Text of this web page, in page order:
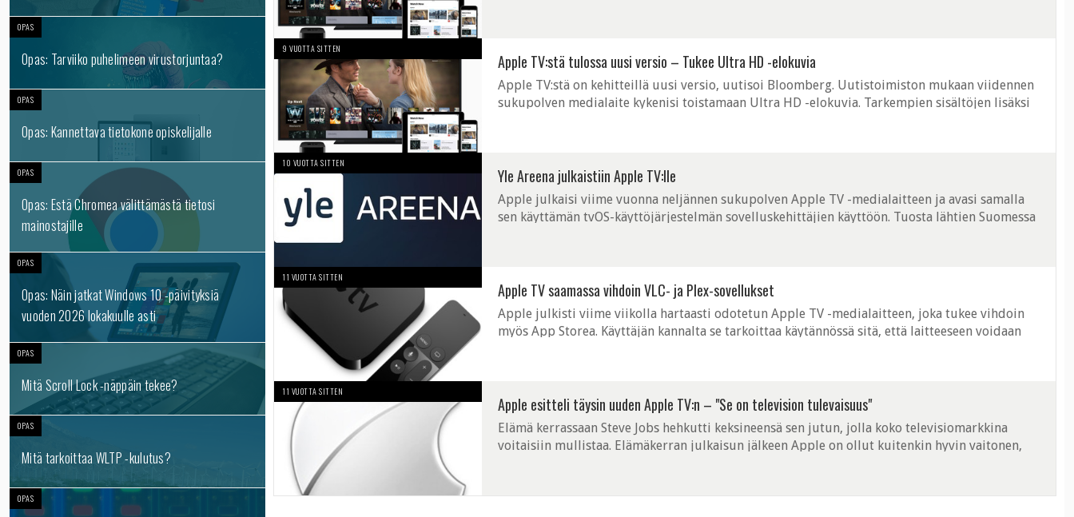
OPAS
Opas: Tarviiko puhelimeen virustorjuntaa?
OPAS
Opas: Kannettava tietokone opiskelijalle
OPAS
Opas: Estä Chromea välittämästä tietosi
mainostajille
OPAS
Opas: Näin jatkat Windows 10 -päivityksiä
vuoden 2026 lokakuulle asti
OPAS
Mitä Scroll Lock -näppäin tekee?
OPAS
Mitä tarkoittaa WLTP -kulutus?
OPAS
9 VUOTTA SITTEN
Apple TV:stä tulossa uusi versio – Tukee Ultra HD -elokuvia
Apple TV:stä on kehitteillä uusi versio, uutisoi Bloomberg. Uutistoimiston mukaan viidennen
sukupolven medialaite kykenisi toistamaan Ultra HD -elokuvia. Tarkempien sisältöjen lisäksi
10 VUOTTA SITTEN
Yle Areena julkaistiin Apple TV:lle
Apple julkaisi viime vuonna neljännen sukupolven Apple TV -medialaitteen ja avasi samalla
sen käyttämän tvOS-käyttöjärjestelmän sovelluskehittäjien käyttöön. Tuosta lähtien Suomessa
11 VUOTTA SITTEN
Apple TV saamassa vihdoin VLC- ja Plex-sovellukset
Apple julkisti viime viikolla hartaasti odotetun Apple TV -medialaitteen, joka tukee vihdoin
myös App Storea. Käyttäjän kannalta se tarkoittaa käytännössä sitä, että laitteeseen voidaan
11 VUOTTA SITTEN
Apple esitteli täysin uuden Apple TV:n – "Se on television tulevaisuus"
Elämä kerrassaan Steve Jobs hehkutti keksineensä sen jutun, jolla koko televisiomarkkina
voitaisiin mullistaa. Elämäkerran julkaisun jälkeen Apple on ollut kuitenkin hyvin vaitonen,